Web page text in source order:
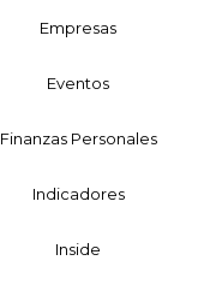
Empresas
Eventos
Finanzas Personales
Indicadores
Inside